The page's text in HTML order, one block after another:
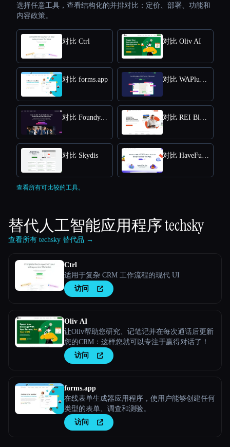
选择任意工具，查看结构化的并排对比：定价、部署、功能和
内容政策。
对比 Ctrl 对比 Oliv AI
对比 forms.app 对比 WAPlus - WhatsApp CRM
对比 Foundy.com 对比 REI BlackBook
对比 Skydis 对比 HaveFunnels
查看所有可比较的工具。
替代人工智能应用程序techsky
查看所有 techsky 替代品 →
Ctrl
适用于复杂 CRM 工作流程的现代 UI
访问
Oliv AI
让Oliv帮助您研究、记笔记并在每次通话后更新
您的CRM：这样您就可以专注于赢得对话了！
访问
forms.app
在线表单生成器应用程序，使用户能够创建任何
类型的表单、调查和测验。
访问